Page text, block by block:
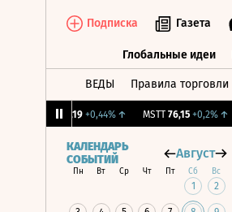
Подписка Газета
Глобальные идеи
ВЕДЫ Правила торговли
9,19 +0,44%↑ MSTT 76,15 +0,2%↑
КАЛЕНДАРЬ
СОБЫТИЙ
Август
Пн Вт Ср Чт Пт Сб Вс
1 2